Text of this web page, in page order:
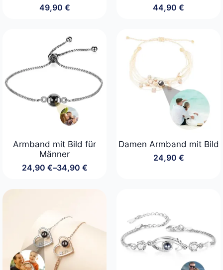
49,90 €
44,90 €
Armband mit Bild für
Männer
24,90 €–34,90 €
Preisspanne:
Damen Armband mit Bild
24,90 €